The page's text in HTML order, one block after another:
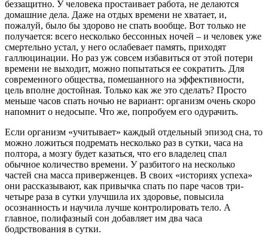
беззащитно. У человека простаивает работа, не делаются
домашние дела. Даже на отдых времени не хватает, и,
пожалуй, было бы здорово не спать вообще. Вот только не
получается: всего несколько бессонных ночей – и человек уже
смертельно устал, у него ослабевает память, приходят
галлюцинации. Но раз уж совсем избавиться от этой потери
времени не выходит, можно попытаться ее сократить. Для
современного общества, помешанного на эффективности,
цель вполне достойная. Только как же это сделать? Просто
меньше часов спать ночью не вариант: организм очень скоро
напомнит о недосыпе. Что же, попробуем его одурачить.
Если организм «учитывает» каждый отдельный эпизод сна, то
можно ложиться подремать несколько раз в сутки, часа на
полтора, а мозгу будет казаться, что его владелец спал
обычное количество времени. У разбитого на несколько
частей сна масса приверженцев. В своих «историях успеха»
они рассказывают, как привычка спать по паре часов три-
четыре раза в сутки улучшила их здоровье, повысила
осознанность и научила лучше контролировать тело. А
главное, полифазный сон добавляет им два часа
бодрствования в сутки.